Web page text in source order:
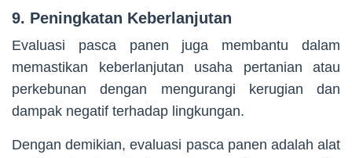
9. Peningkatan Keberlanjutan
Evaluasi pasca panen juga membantu dalam
memastikan keberlanjutan usaha pertanian atau
perkebunan dengan mengurangi kerugian dan
dampak negatif terhadap lingkungan.
Dengan demikian, evaluasi pasca panen adalah alat